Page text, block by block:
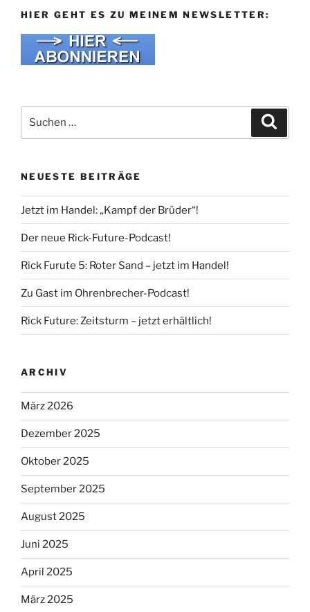
HIER GEHT ES ZU MEINEM NEWSLETTER:
nach:
NEUESTE BEITRÄGE
Jetzt im Handel: „Kampf der Brüder“!
Der neue Rick-Future-Podcast!
Rick Furute 5: Roter Sand – jetzt im Handel!
Zu Gast im Ohrenbrecher-Podcast!
Rick Future: Zeitsturm – jetzt erhältlich!
ARCHIV
März 2026
Dezember 2025
Oktober 2025
September 2025
August 2025
Juni 2025
April 2025
März 2025